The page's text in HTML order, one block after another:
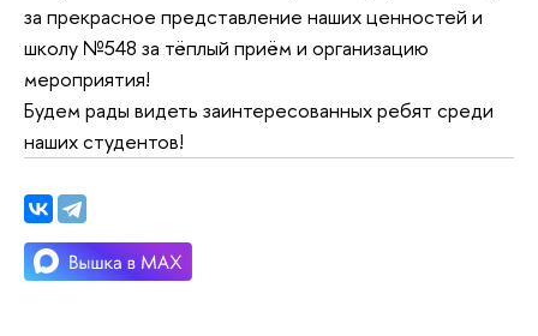
за прекрасное представление наших ценностей и
школу №548 за тёплый приём и организацию
мероприятия!
Будем рады видеть заинтересованных ребят среди
наших студентов!